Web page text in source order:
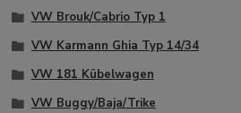
VW Brouk/Cabrio Typ 1
VW Karmann Ghia Typ 14/34
VW 181 Kübelwagen
VW Buggy/Baja/Trike